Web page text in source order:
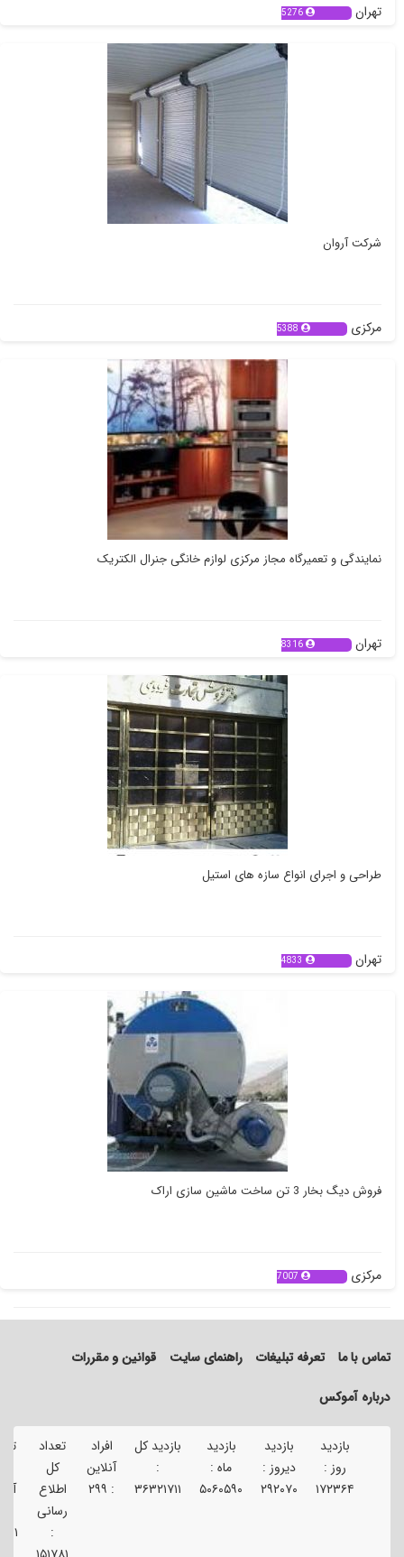
تهران 5276
شرکت آروان
مرکزی 5388
نمایندگی و تعمیرگاه مجاز مرکزی لوازم خانگی جنرال الکتریک
تهران 8316
طراحی و اجرای انواع سازه های استیل
تهران 4833
فروش دیگ بخار 3 تن ساخت ماشین سازی اراک
مرکزی 7007
تماس با ما تعرفه تبلیغات راهنمای سایت
قوانین و مقررات
درباره آموکس
بازدید
روز :
۱۷۲۳۶۴
بازدید
دیروز :
۲۹۲۰۷۰
بازدید
ماه :
۵۰۶۰۵۹۰
بازدید کل
:
۳۶۳۲۱۷۱۱
افراد
آنلاین
: ۲۹۹
تعداد
کل
اطلاع
رسانی
: